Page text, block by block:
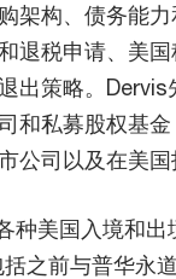
架构、债务能力
退税申请、美
出策略。
和私募股权基
公司以及在美国
种美国入境和出
之前与普华永